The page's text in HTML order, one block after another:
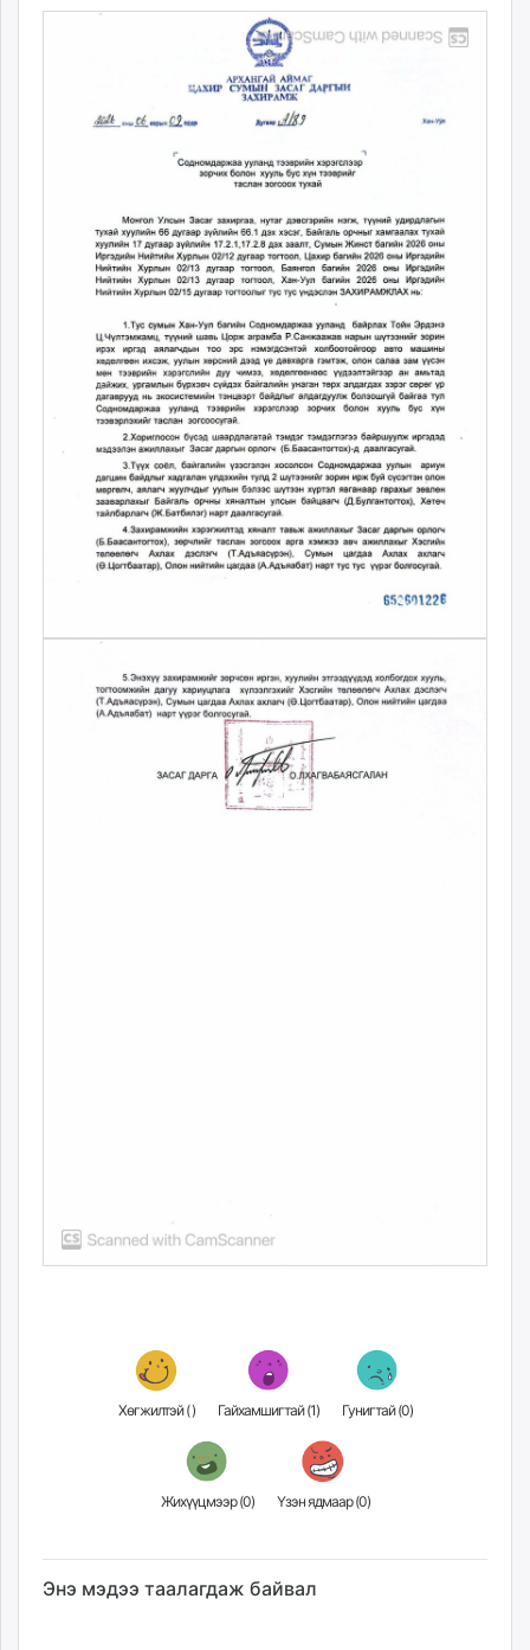
tvmongolia.mn
unread.today
Хөгжилтэй () Гайхамшигтай (1) Гунигтай (0)
Жихүүцмээр (0) Үзэн ядмаар (0)
Энэ мэдээ таалагдаж байвал